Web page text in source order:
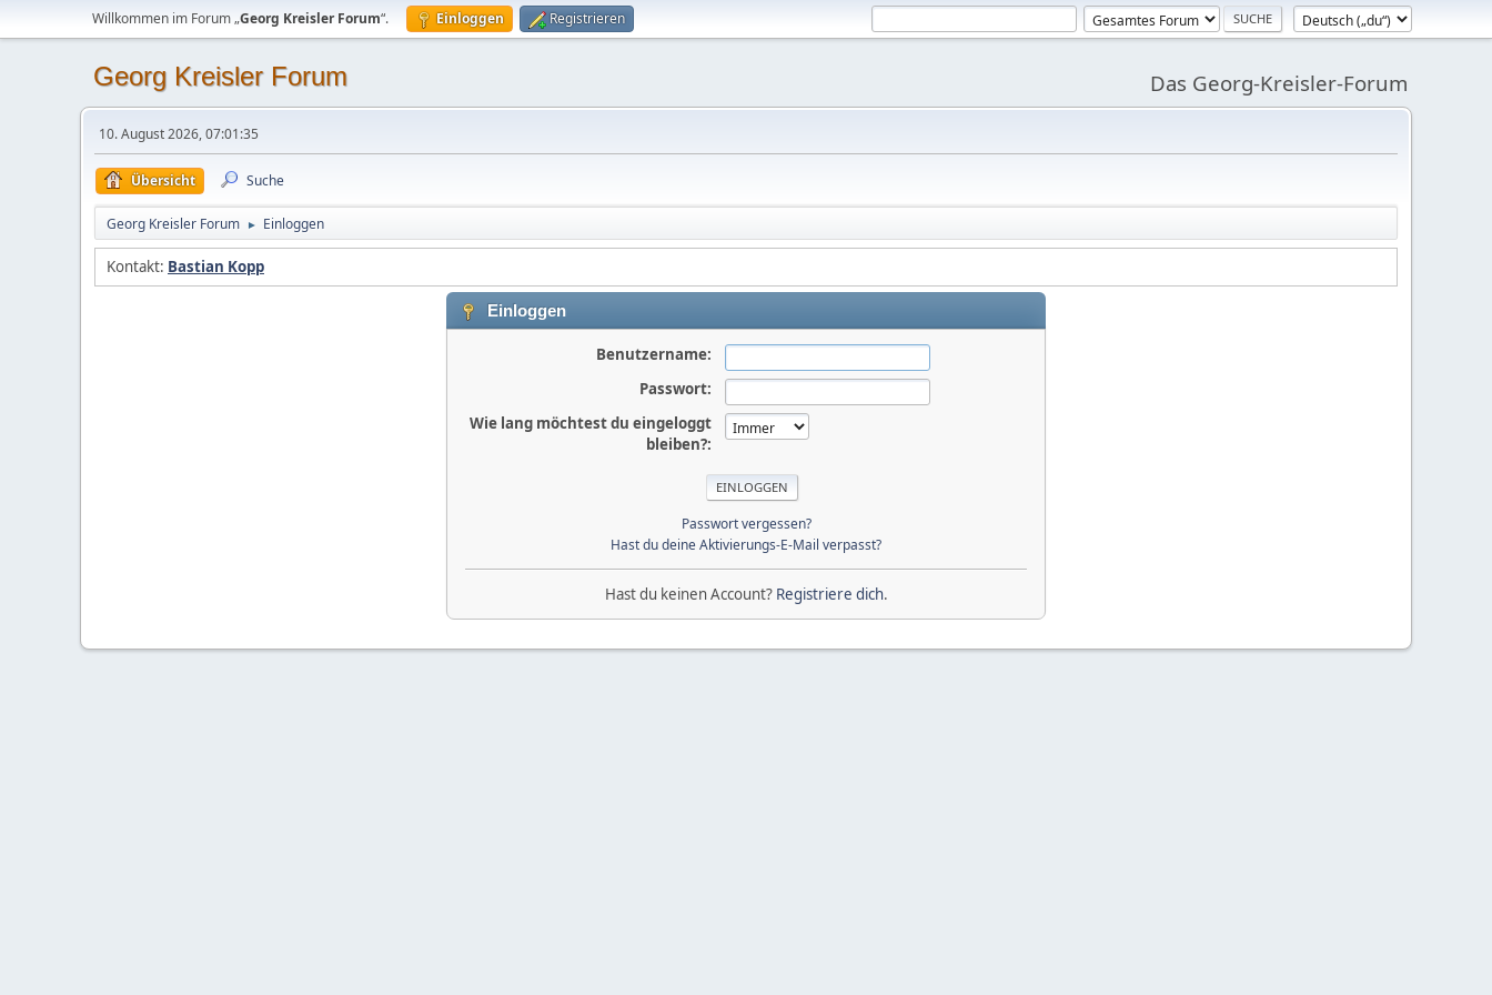
Willkommen im Forum „Georg Kreisler Forum“. Einloggen Registrieren
Georg Kreisler Forum Das Georg-Kreisler-Forum
10. August 2026, 07:01:35
Übersicht Suche
Georg Kreisler Forum ► Einloggen
Kontakt: Bastian Kopp
Einloggen
Benutzername:
Passwort:
Wie lang möchtest du eingeloggt
bleiben?:
Passwort vergessen?
Hast du deine Aktivierungs-E-Mail verpasst?
Hast du keinen Account? Registriere dich.